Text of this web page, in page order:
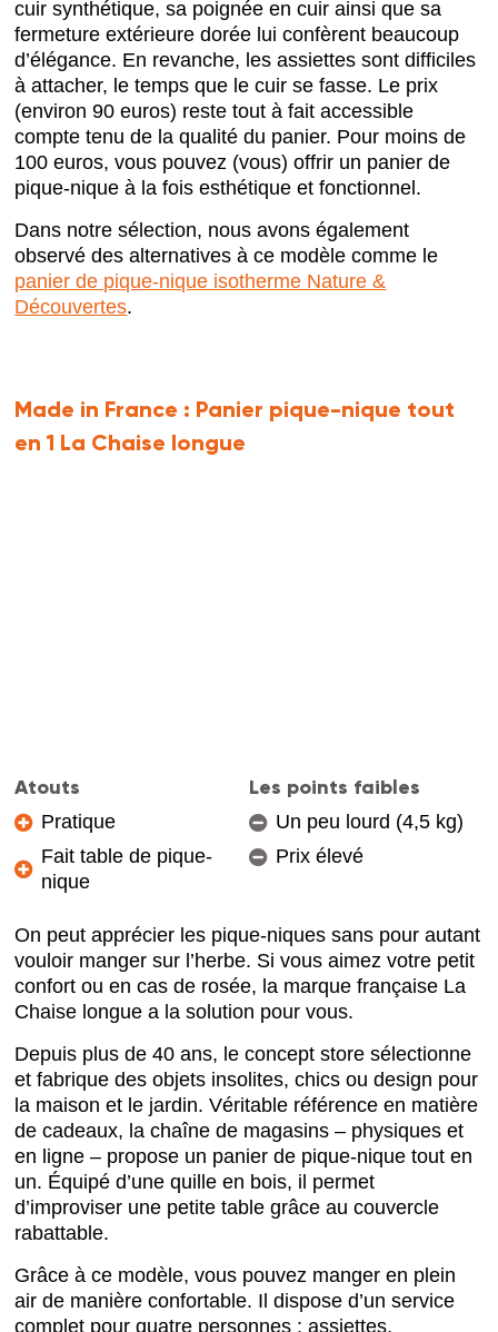
cuir synthétique, sa poignée en cuir ainsi que sa
fermeture extérieure dorée lui confèrent beaucoup
d’élégance. En revanche, les assiettes sont difficiles
à attacher, le temps que le cuir se fasse. Le prix
(environ 90 euros) reste tout à fait accessible
compte tenu de la qualité du panier. Pour moins de
100 euros, vous pouvez (vous) offrir un panier de
pique-nique à la fois esthétique et fonctionnel.
Dans notre sélection, nous avons également
observé des alternatives à ce modèle comme le
panier de pique-nique isotherme Nature &
Découvertes.
Made in France : Panier pique-nique tout
en 1 La Chaise longue
Atouts
Pratique
Fait table de pique-
nique
Les points faibles
Un peu lourd (4,5 kg)
Prix élevé
On peut apprécier les pique-niques sans pour autant
vouloir manger sur l’herbe. Si vous aimez votre petit
confort ou en cas de rosée, la marque française La
Chaise longue a la solution pour vous.
Depuis plus de 40 ans, le concept store sélectionne
et fabrique des objets insolites, chics ou design pour
la maison et le jardin. Véritable référence en matière
de cadeaux, la chaîne de magasins – physiques et
en ligne – propose un panier de pique-nique tout en
un. Équipé d’une quille en bois, il permet
d’improviser une petite table grâce au couvercle
rabattable.
Grâce à ce modèle, vous pouvez manger en plein
air de manière confortable. Il dispose d’un service
complet pour quatre personnes : assiettes,